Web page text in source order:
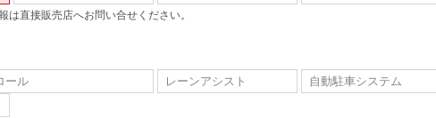
直接販売店へお問い合せください。
ール レーンアシスト
自動駐車システム